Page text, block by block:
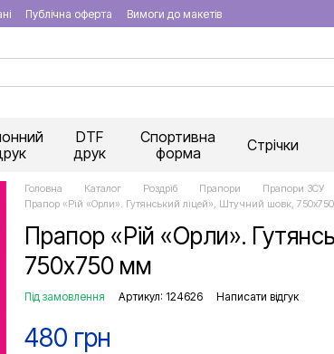
Публічна оферта Вимоги до макетів
DTF
друк
Спортивна
форма
Стрічки
Головна Каталог Роздріб Прапори Прапори ЗСУ
Прапор «Рій «Орли». Гутянський ліцей», Штучний шовк,
Прапор «Рій «Орли».
750х750 мм
Під замовлення Артикул: 124626 Написати відгук
480 грн